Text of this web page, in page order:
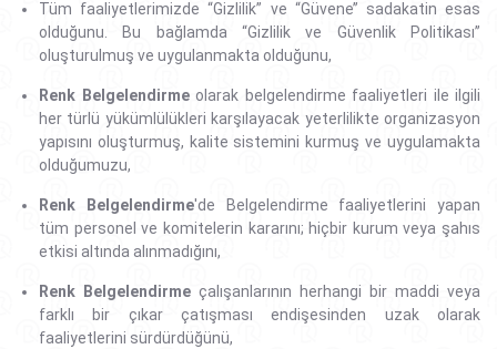
Tüm faaliyetlerimizde “Gizlilik” ve “Güvene’’ sadakatin esas
olduğunu. Bu bağlamda “Gizlilik ve Güvenlik Politikası’’
oluşturulmuş ve uygulanmakta olduğunu,
Renk Belgelendirmeolarak belgelendirme faaliyetleri ile ilgili
her türlü yükümlülükleri karşılayacak yeterlilikte organizasyon
yapısını oluşturmuş, kalite sistemini kurmuş ve uygulamakta
olduğumuzu,
Renk Belgelendirme'de Belgelendirme faaliyetlerini yapan
tüm personel ve komitelerin kararını; hiçbir kurum veya şahıs
etkisi altında alınmadığını,
Renk Belgelendirme çalışanlarının herhangi bir maddi veya
farklı bir çıkar çatışması endişesinden uzak olarak
faaliyetlerini sürdürdüğünü,